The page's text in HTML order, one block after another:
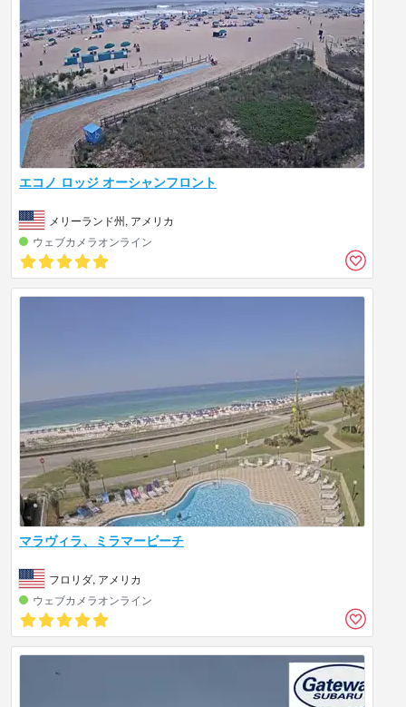
エコノ ロッジ オーシャンフロント
メリーランド州, アメリカ
ウェブカメラオンライン
マラヴィラ、ミラマービーチ
フロリダ, アメリカ
ウェブカメラオンライン